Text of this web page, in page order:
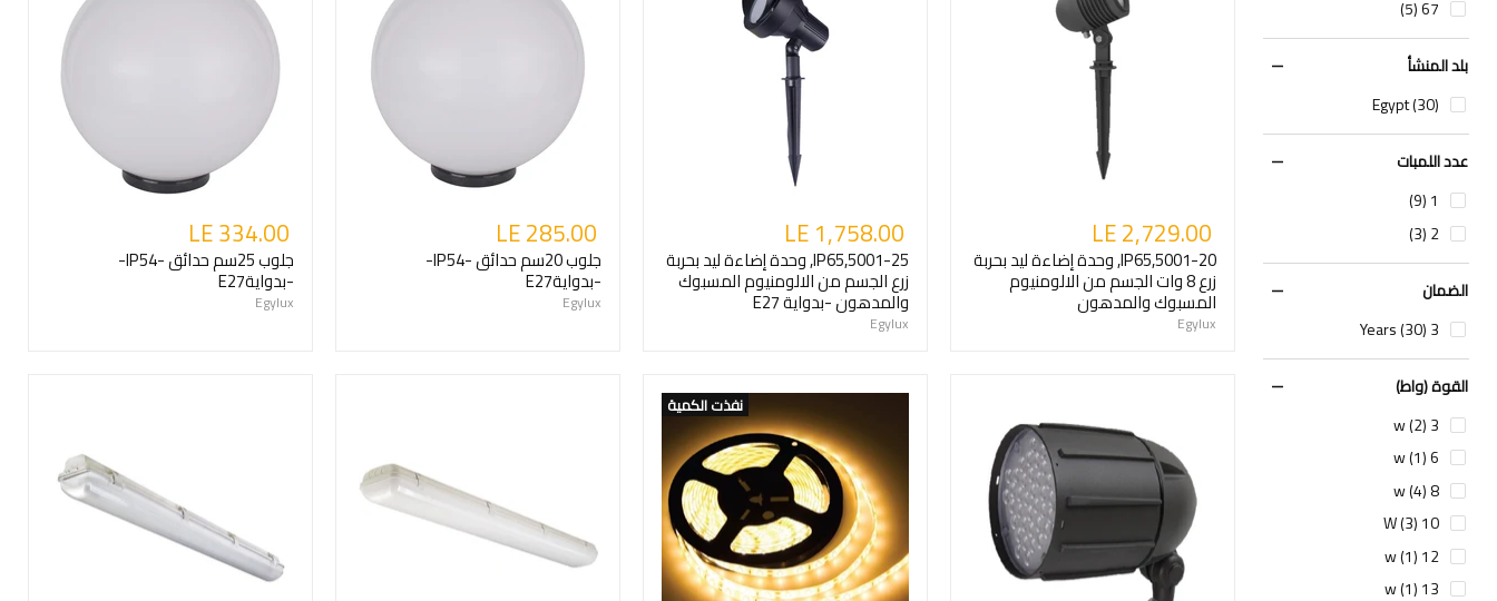
67 (5)
بلد المنشأ
Egypt (30)
عدد اللمبات
1 (9)
2 (3)
الضمان
3 Years (30)
القوة (واط)
3 w (2)
6 w (1)
8 w (4)
10 W (3)
12 w (1)
13 w (1)
LE 2,729.00
5001-20,IP65, وحدة إضاءة ليد بحربة
زرع 8 وات الجسم من الالومنيوم
المسبوك والمدهون
Egylux
LE 1,758.00
5001-25,IP65, وحدة إضاءة ليد بحربة
زرع الجسم من الالومنيوم المسبوك
والمدهون -بدواية E27
Egylux
LE 285.00
جلوب 20سم حدائق -IP54-
-بدوايةE27
Egylux
LE 334.00
جلوب 25سم حدائق -IP54-
-بدوايةE27
Egylux
نفذت الكمية